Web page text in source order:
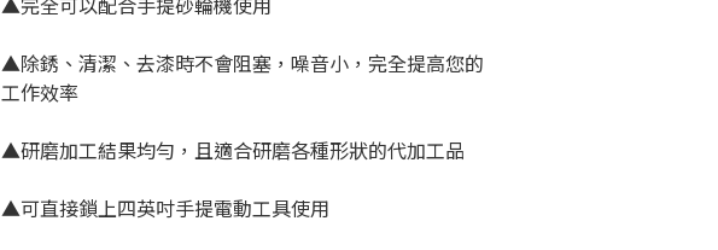
▲除銹、清潔、去漆時不會阻塞，噪音小，完全提高您的
工作效率
▲研磨加工結果均勻，且適合研磨各種形狀的代加工品
▲可直接鎖上四英吋手提電動工具使用